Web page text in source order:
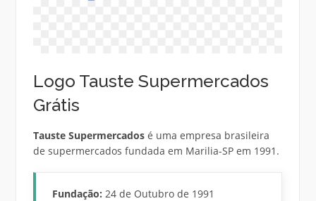
Logo Tauste Supermercados
Grátis
Tauste Supermercadosé uma empresa brasileira
de supermercados fundada em Marilia-SP em 1991.
Fundação: 24 de Outubro de 1991